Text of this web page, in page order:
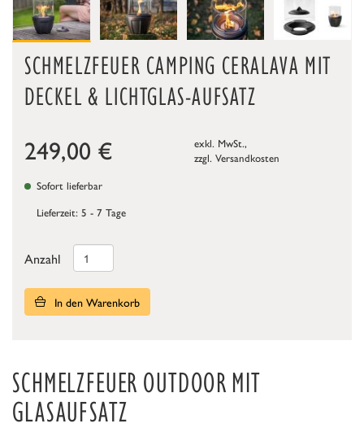
SCHMELZFEUER CAMPING CERALAVA MIT
DECKEL & LICHTGLAS-AUFSATZ
249,00 €
exkl. MwSt.,
zzgl. Versandkosten
Sofort lieferbar
Lieferzeit: 5 - 7 Tage
Anzahl
In den Warenkorb
SCHMELZFEUER OUTDOOR MIT
GLASAUFSATZ